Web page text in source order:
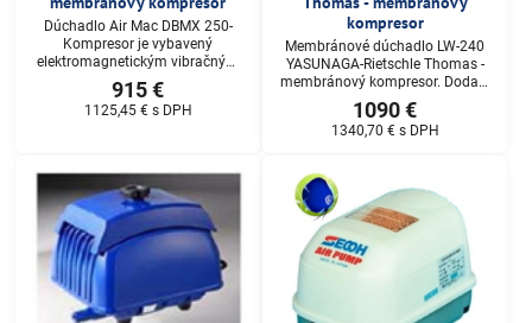
Dúchadlo Air Mac DBMX 250-
Kompresor je vybavený
elektromagnetickým vibračným
motorom , ktorého vysoká
účinnosť je jeho všeobecne
známou vlastnosťou. Dodací
915 €
1125,45 € s DPH
kompresor
Membránové dúchadlo LW-240
YASUNAGA-Rietschle Thomas -
membránový kompresor. Dodací
termín: do 3-4 pracovných dní,
Cena na dopyt.
1090 €
1340,70 € s DPH